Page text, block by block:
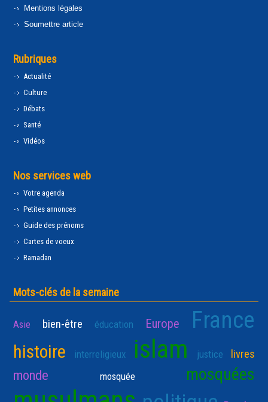
Mentions légales
Soumettre article
Rubriques
Actualité
Culture
Débats
Santé
Vidéos
Nos services web
Votre agenda
Petites annonces
Guide des prénoms
Cartes de voeux
Ramadan
Mots-clés de la semaine
Asie bien-être éducation Europe France
histoire interreligieux islam justice livres
monde mosquée mosquées